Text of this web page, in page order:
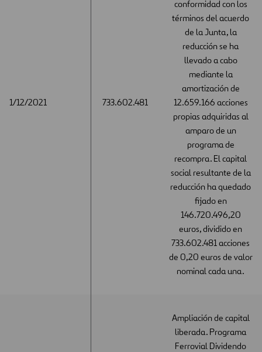
1/12/2021
1/12/2021 733.602.481
conformidad con los
términos del acuerdo
de la Junta, la
reducción se ha
llevado a cabo
mediante la
amortización de
12.659.166 acciones
propias adquiridas al
amparo de un
programa de
recompra. El capital
social resultante de la
reducción ha quedado
fijado en
146.720.496,20
euros, dividido en
733.602.481 acciones
de 0,20 euros de valor
nominal cada una.
Ampliación de capital
liberada. Programa
Ferrovial Dividendo